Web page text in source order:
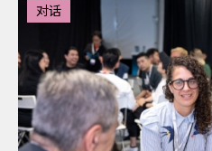
对话